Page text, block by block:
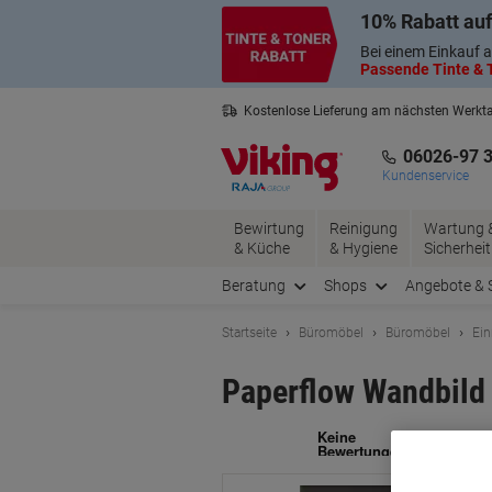
10% Rabatt
Bei einem Einkauf
Passende Tinte &
Kostenlose Lieferung am nächsten
06026-97
Kundenservice
Bewirtung
& Küche
Reinigung
& Hygiene
Wartung
Sicherheit
Beratung Shops Angebote &
Startseite Büromöbel Büromöbel
Paperflow